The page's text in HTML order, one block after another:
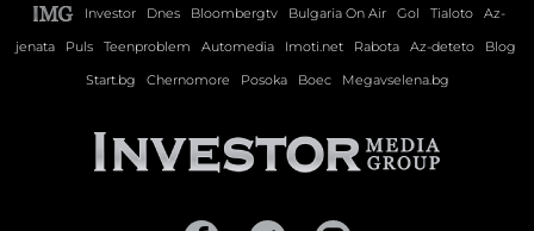
Investor Dnes Bloombergtv Bulgaria On Air Gol Tialoto
Az-
jenata
Puls Teenproblem Automedia Imoti.net Rabota Az-deteto
Blog
Start.bg
Chernomore Posoka Boec Megavselena.bg